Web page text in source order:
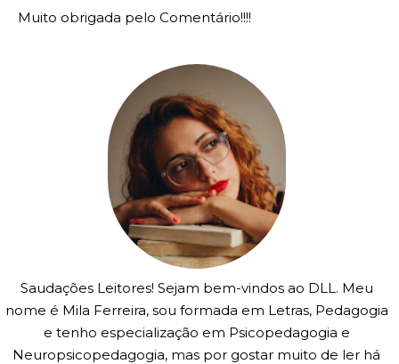
Muito obrigada pelo Comentário!!!!
Saudações Leitores! Sejam bem-vindos ao DLL. Meu
nome é Mila Ferreira, sou formada em Letras, Pedagogia
e tenho especialização em Psicopedagogia e
Neuropsicopedagogia, mas por gostar muito de ler há